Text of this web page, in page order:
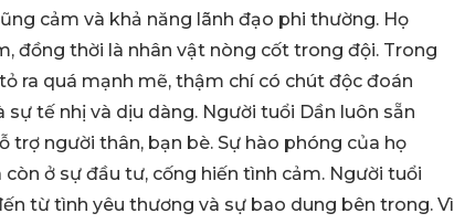
cảm và khả năng lãnh đạo phi thường. Họ
đồng thời là nhân vật nòng cốt trong đội. Trong
ra quá mạnh mẽ, thậm chí có chút độc đoán
tế nhị và dịu dàng. Người tuổi Dần luôn sẵn
trợ người thân, bạn bè. Sự hào phóng của họ
ở sự đầu tư, cống hiến tình cảm. Người tuổi
từ tình yêu thương và sự bao dung bên trong. Vì